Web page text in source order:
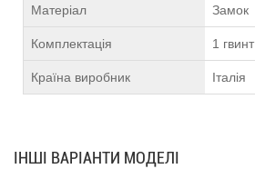
Матеріал Замок
Комплектація 1
Країна виробник Італія
ІНШІ ВАРІАНТИ МОДЕЛІ